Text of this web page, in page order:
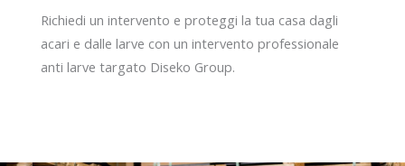
Richiedi un intervento e proteggi la tua casa dagli
acari e dalle larve con un intervento professionale
anti larve targato Diseko Group.